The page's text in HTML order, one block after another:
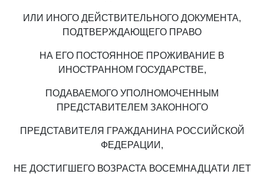
ИЛИ ИНОГО ДЕЙСТВИТЕЛЬНОГО ДОКУМЕНТА,
ПОДТВЕРЖДАЮЩЕГО ПРАВО
НА ЕГО ПОСТОЯННОЕ ПРОЖИВАНИЕ В
ИНОСТРАННОМ ГОСУДАРСТВЕ,
ПОДАВАЕМОГО УПОЛНОМОЧЕННЫМ
ПРЕДСТАВИТЕЛЕМ ЗАКОННОГО
ПРЕДСТАВИТЕЛЯ ГРАЖДАНИНА РОССИЙСКОЙ
ФЕДЕРАЦИИ,
НЕ ДОСТИГШЕГО ВОЗРАСТА ВОСЕМНАДЦАТИ ЛЕТ